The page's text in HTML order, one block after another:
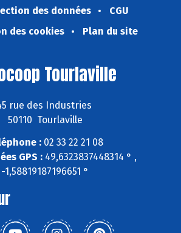
des données
CGU
des cookies
Plan du site
Tourlaville
rue des Industries
50110 Tourlaville
:02 33 22 21 08
GPS :49,6323837448314 ° ,
-1,58819187196651 °